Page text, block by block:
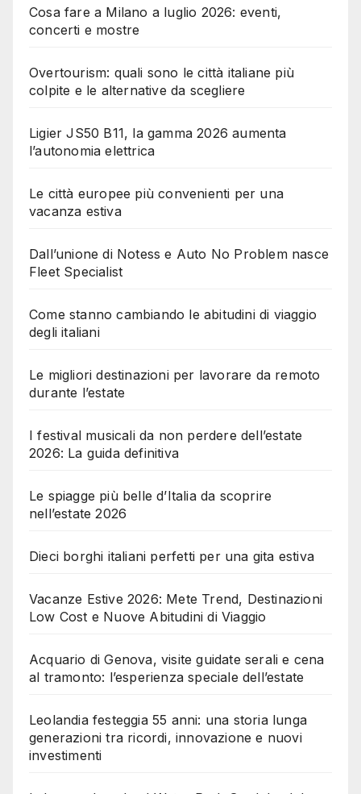
Cosa fare a Milano a luglio 2026: eventi,
concerti e mostre
Overtourism: quali sono le città italiane più
colpite e le alternative da scegliere
Ligier JS50 B11, la gamma 2026 aumenta
l’autonomia elettrica
Le città europee più convenienti per una
vacanza estiva
Dall’unione di Notess e Auto No Problem nasce
Fleet Specialist
Come stanno cambiando le abitudini di viaggio
degli italiani
Le migliori destinazioni per lavorare da remoto
durante l’estate
I festival musicali da non perdere dell’estate
2026: La guida definitiva
Le spiagge più belle d’Italia da scoprire
nell’estate 2026
Dieci borghi italiani perfetti per una gita estiva
Vacanze Estive 2026: Mete Trend, Destinazioni
Low Cost e Nuove Abitudini di Viaggio
Acquario di Genova, visite guidate serali e cena
al tramonto: l’esperienza speciale dell’estate
Leolandia festeggia 55 anni: una storia lunga
generazioni tra ricordi, innovazione e nuovi
investimenti